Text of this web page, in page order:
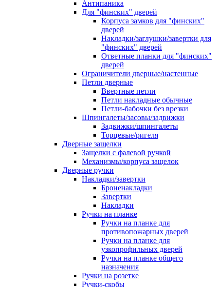
Антипаника
Для "финских" дверей
Корпуса замков для "финских"
дверей
Накладки/заглушки/завертки для
"финских" дверей
Ответные планки для "финских"
дверей
Ограничители дверные/настенные
Петли дверные
Ввертные петли
Петли накладные обычные
Петли-бабочки без врезки
Шпингалеты/засовы/задвижки
Задвижки/шпингалеты
Торцевые/ригеля
Дверные защелки
Защелки с фалевой ручкой
Механизмы/корпуса защелок
Дверные ручки
Накладки/завертки
Броненакладки
Завертки
Накладки
Ручки на планке
Ручки на планке для
противопожарных дверей
Ручки на планке для
узкопрофильных дверей
Ручки на планке общего
назначения
Ручки на розетке
Ручки-скобы